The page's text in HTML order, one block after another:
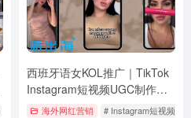
# UGC产品视频 # 亚马逊红人推广
西班牙语女KOL推广｜TikTok
Instagram短视频UGC制作｜
西班牙语女性红人
海外网红营销 # Instagram短视频